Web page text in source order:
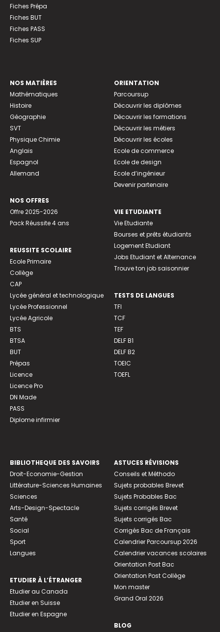
Fiches Prépa
Fiches BUT
Fiches PASS
Fiches SUP
NOS MATIÈRES
Mathématiques
Histoire
Géographie
SVT
Physique Chimie
Anglais
Espagnol
Allemand
NOS OFFRES
Offre 2025-2026
Pack Réussite 4 ans
REUSSITE SCOLAIRE
Ecole Primaire
Collège
CAP
Lycée général et technologique
Lycée Professionnel
Lycée Agricole
BTS
BTSA
BUT
Prépas
Licence
Licence Pro
DN Made
PASS
Diplome infirmier
ORIENTATION
Parcoursup
Découvrir les diplômes
Découvrir les formations
Découvrir les métiers
Découvrir les écoles
Ecole de commerce
Ecole de design
Ecole d’ingénieur
Devenir partenaire
VIE ETUDIANTE
Vie Etudiante
Bourses et prêts étudiants
Logement Etudiant
Jobs Etudiant et Alternance
Trouve ton job saisonnier
TESTS DE LANGUES
TFI
TCF
TEF
DELF B1
DELF B2
TOEIC
TOEFL
BIBLIOTHEQUE DES SAVOIRS
Droit-Economie-Gestion
Littérature-Sciences Humaines
Sciences
Arts-Design-Spectacle
Santé
Social
Sport
Langues
ETUDIER À L’ÉTRANGER
Etudier au Canada
Etudier en Suisse
Etudier en Espagne
ASTUCES RÉVISIONS
Conseils et Méthodo
Sujets probables Brevet
Sujets Probables Bac
Sujets corrigés Brevet
Sujets corrigés Bac
Corrigés Bac de Français
Calendrier Parcoursup 2026
Calendrier vacances scolaires
Orientation Post Bac
Orientation Post Collège
Mon master
Grand Oral 2026
BLOG